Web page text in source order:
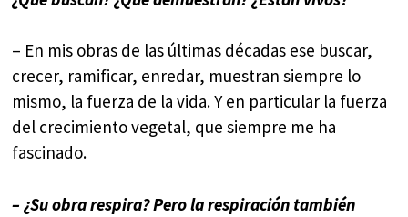
– En mis obras de las últimas décadas ese buscar,
crecer, ramificar, enredar, muestran siempre lo
mismo, la fuerza de la vida. Y en particular la fuerza
del crecimiento vegetal, que siempre me ha
fascinado.
– ¿Su obra respira? Pero la respiración también